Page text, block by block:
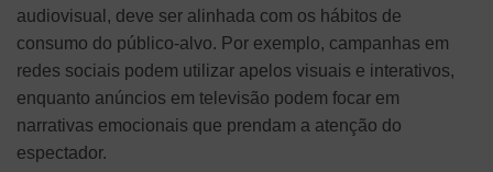
audiovisual, deve ser alinhada com os hábitos de
consumo do público-alvo. Por exemplo, campanhas em
redes sociais podem utilizar apelos visuais e interativos,
enquanto anúncios em televisão podem focar em
narrativas emocionais que prendam a atenção do
espectador.